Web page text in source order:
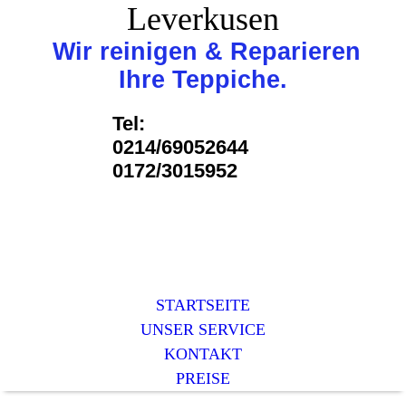
Leverkusen
Wir reinigen & Reparieren
Ihre Teppiche.
Tel:
0214/69052644
0172/3015952
STARTSEITE
UNSER SERVICE
KONTAKT
PREISE